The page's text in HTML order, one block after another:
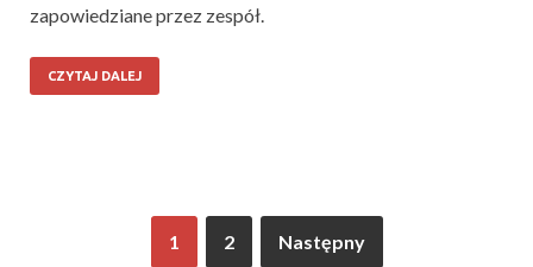
zapowiedziane przez zespół.
CZYTAJ DALEJ
1 2 Następny